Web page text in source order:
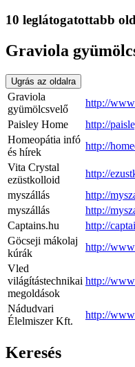
10 leglátogatottabb
Graviola
Ugrás az oldalra
Graviola
gyümölcsvelő
http://
Paisley Home
http://
Homeopátia infó
és hírek
http://
Vita Crystal
ezüstkolloid
http://
myszállás
http://
myszállás
http://
Captains.hu
http://
Göcseji mákolaj
kúrák
http://
Vled
világítástechnikai
megoldások
http://
Nádudvari
Élelmiszer Kft.
http://
Keresés